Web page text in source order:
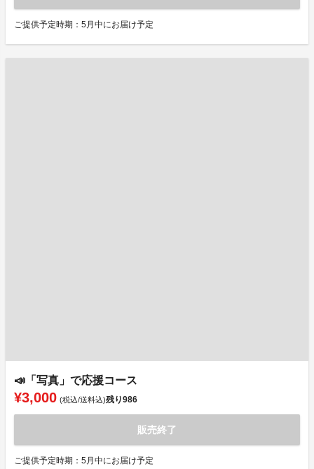
ご提供予定時期：5月中にお届け予定
📣「写真」で応援コース
¥3,000 (税込/送料込)残り986
販売終了
ご提供予定時期：5月中にお届け予定